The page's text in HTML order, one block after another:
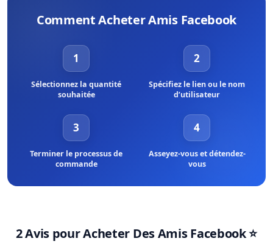
sécurité des données et des informations de tous les clients.
adoptez ce qui vous convient le mieux.
Comment Acheter Amis Facebook
1
Sélectionnez la quantité
souhaitée
2
Spécifiez le lien ou le nom
d’utilisateur
3
Terminer le processus de
commande
4
Asseyez-vous et détendez-
vous
2 Avis pourAcheter Des Amis Facebook⭐